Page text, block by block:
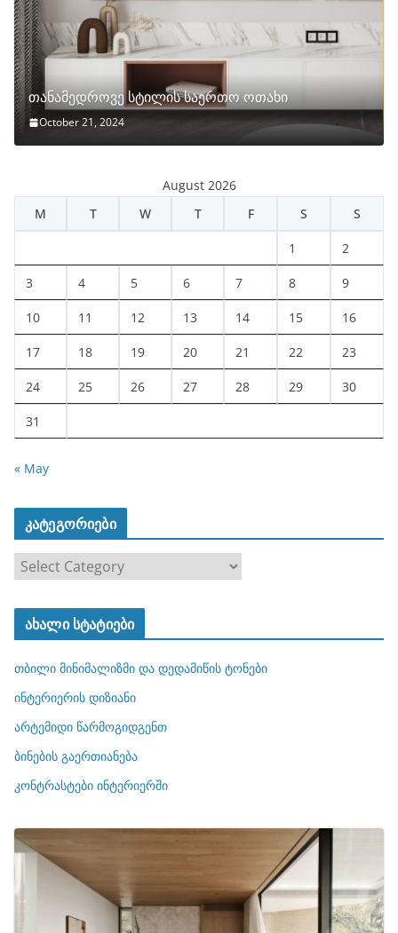
თანამედროვე სტილის საერთო ოთახი
October 21, 2024
August 2026
M
T W T F S S
1 2
3 4 5 6 7 8 9
10 11 12 13 14 15 16
17 18 19 20 21 22 23
24 25 26 27 28 29 30
31
« May
კატეგორიები
ტ
ო
რ
ბ
ი
ახალი სტატიები
თბილი მინიმალიზმი და დედამიწის ტონები
ინტერიერის დიზიანი
არტემიდი წარმოგიდგენთ
ბინების გაერთიანება
კონტრასტები ინტერიერში